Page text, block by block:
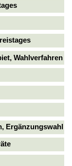
Wahlverfahren
Ergänzungswahl